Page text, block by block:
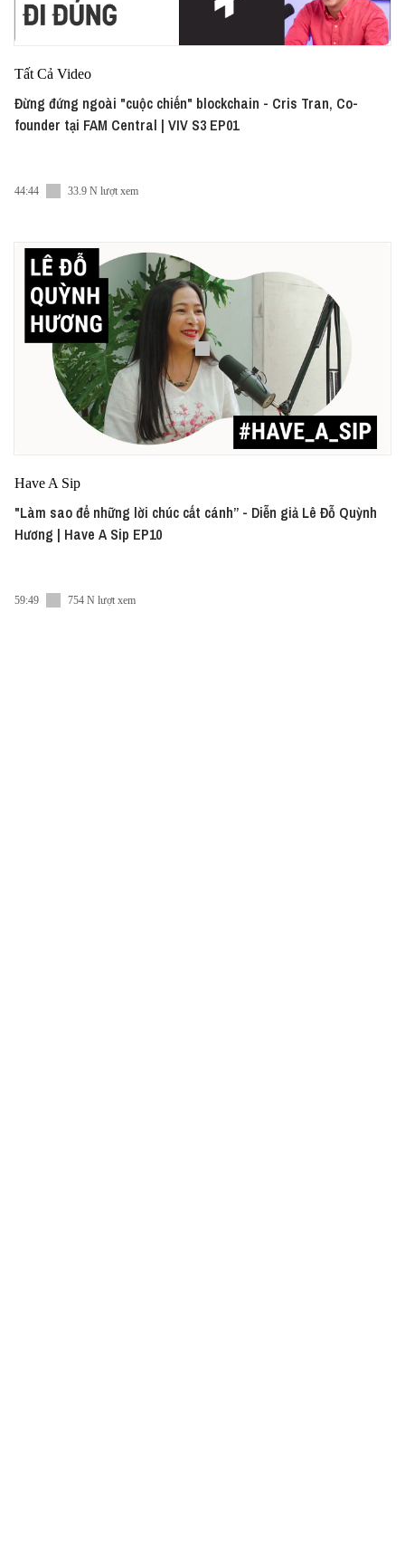
Tất Cả Video
Đừng đứng ngoài "cuộc chiến" blockchain - Cris Tran, Co-
founder tại FAM Central | VIV S3 EP01
44:44 33.9 N lượt xem
Have A Sip
"Làm sao để những lời chúc cất cánh” - Diễn giả Lê Đỗ Quỳnh
Hương | Have A Sip EP10
59:49 754 N lượt xem